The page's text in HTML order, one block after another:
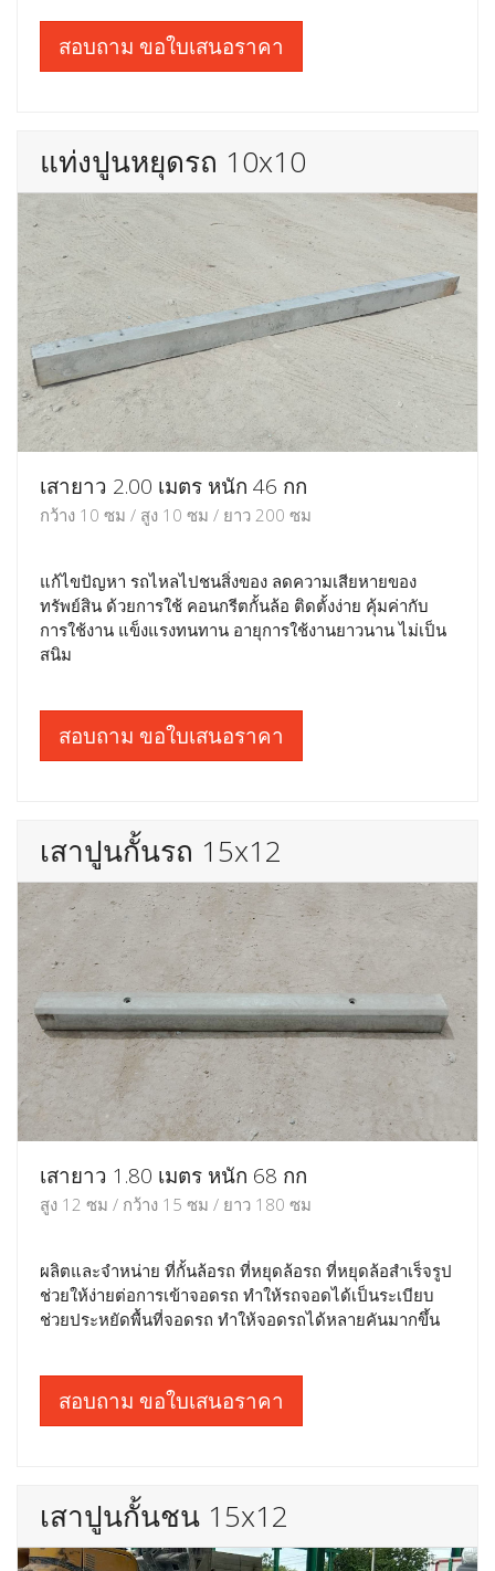
สอบถาม ขอใบเสนอราคา
แท่งปูนหยุดรถ 10x10
เสายาว 2.00 เมตร หนัก 46 กก
กว้าง 10 ซม / สูง 10 ซม / ยาว 200 ซม
แก้ไขปัญหา รถไหลไปชนสิ่งของ ลดความเสียหายของ
ทรัพย์สิน ด้วยการใช้ คอนกรีตกั้นล้อ ติดตั้งง่าย คุ้มค่ากับ
การใช้งาน แข็งแรงทนทาน อายุการใช้งานยาวนาน ไม่เป็น
สนิม
สอบถาม ขอใบเสนอราคา
เสาปูนกั้นรถ 15x12
เสายาว 1.80 เมตร หนัก 68 กก
สูง 12 ซม / กว้าง 15 ซม / ยาว 180 ซม
ผลิตและจำหน่าย ที่กั้นล้อรถ ที่หยุดล้อรถ ที่หยุดล้อสำเร็จรูป
ช่วยให้ง่ายต่อการเข้าจอดรถ ทำให้รถจอดได้เป็นระเบียบ
ช่วยประหยัดพื้นที่จอดรถ ทำให้จอดรถได้หลายคันมากขึ้น
สอบถาม ขอใบเสนอราคา
เสาปูนกั้นชน 15x12